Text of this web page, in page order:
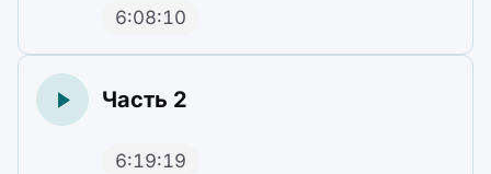
6:08:10
Часть 2
6:19:19